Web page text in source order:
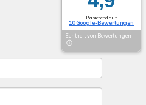
Basierend auf
10 Google-Bewertungen
Echtheit von Bewertungen